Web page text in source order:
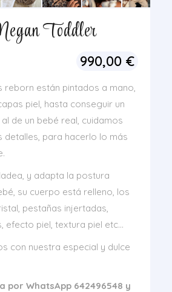
Toddler
990,00 €
reborn están pintados a mano,
piel, hasta conseguir un
de un bebé real, cuidamos
detalles, para hacerlo lo más
y adapta la postura
su cuerpo está relleno, los
pestañas injertadas,
efecto piel, textura piel etc…
con nuestra especial y dulce
por WhatsApp 642496548 y